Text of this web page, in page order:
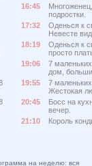
16:45
подростки.
17:32
Оденься к
Невесте
18:19
Оденься к
просто
19:06
7
дом,
19:55
7
Жестокая
20:45
Босс на
вечер.
21:10
Король
на неделю: вся